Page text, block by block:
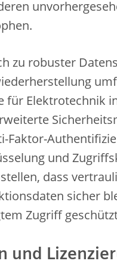
zu robuster
für Elektrotechnik
Faktor-
und
dass
sicher
Zugriff
und